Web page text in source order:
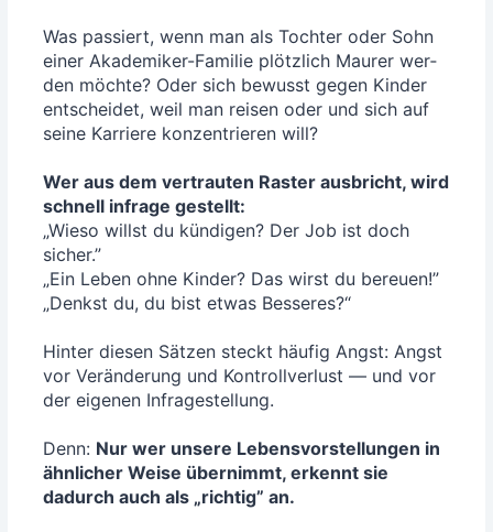
Was pas­siert, wenn man als Toch­ter oder Sohn
einer Aka­de­mi­ker-Fami­lie plötz­lich Mau­rer wer­
den möch­te? Oder sich bewusst gegen Kin­der
ent­schei­det, weil man rei­sen oder und sich auf
sei­ne Kar­rie­re kon­zen­trie­ren will?
Wer aus dem ver­trau­ten Ras­ter aus­bricht, wird
schnell infra­ge gestellt:
„Wie­so willst du kün­di­gen? Der Job ist doch
sicher.”
„Ein Leben ohne Kin­der? Das wirst du bereu­en!”
„Denkst du, du bist etwas Bes­se­res?“
Hin­ter die­sen Sät­zen steckt häu­fig Angst: Angst
vor Ver­än­de­rung und Kon­troll­ver­lust — und vor
der eige­nen Infra­ge­stel­lung.
Denn: Nur wer unse­re Lebens­vor­stel­lun­gen in
ähn­li­cher Wei­se über­nimmt, erkennt sie
dadurch auch als „rich­tig” an.